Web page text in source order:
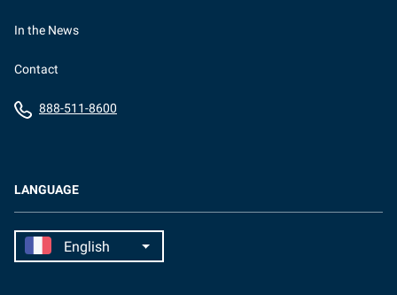
LANGUAGE
In the News
Contact
888-511-8600